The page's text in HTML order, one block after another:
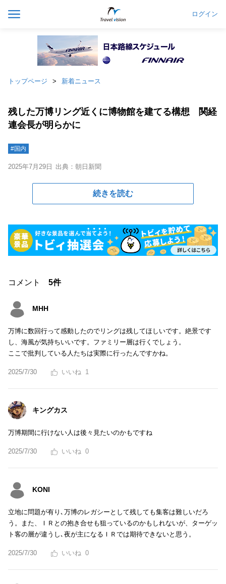
ログイン
トップページ 新着ニュース
残した万博リング近くに博物館を建てる構想 関経
連会長が明らかに
#国内
2025年7月29日 出典：朝日新聞
続きを読む
コメント 5件
MHH
万博に数回行って感動したのでリングは残してほしいです。絶景です
し、海風が気持ちいいです。ファミリー層は行くでしょう。
ここで批判している人たちは実際に行ったんですかね。
2025/7/30 1
キングカス
万博期間に行けない人は後々見たいのかもですね
2025/7/30 0
KONI
立地に問題が有り､万博のレガシーとして残しても集客は難しいだろ
う。また、ＩＲとの抱き合せも狙っているのかもしれないが、ターゲッ
ト客の層が違うし､夜が主になるＩＲでは期待できないと思う。
2025/7/30 0